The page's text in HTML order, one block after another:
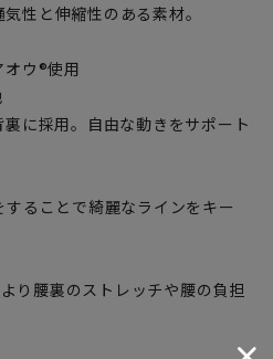
性と伸縮性のある素材。
ウ®使用
に採用。自由な動きをサポート
ることで綺麗なラインをキー
り腰裏のストレッチや腰の負担